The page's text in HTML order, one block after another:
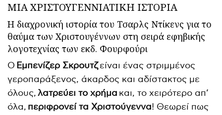
ΜΙΑ ΧΡΙΣΤΟΥΓΕΝΝΙΑΤΙΚΗ ΙΣΤΟΡΙΑ
Η διαχρονική ιστορία του Τσαρλς Ντίκενς για το
θαύμα των Χριστουγέννων στη σειρά εφηβικής
λογοτεχνίας των εκδ. Φουρφούρι
Ο Εμπενίζερ Σκρουτζείναι ένας στριμμένος
γεροπαράξενος, άκαρδος και αδίστακτος με
όλους,λατρεύει το χρήμα και, το χειρότερο απ’
όλα, περιφρονεί τα Χριστούγεννα! Θεωρεί πως